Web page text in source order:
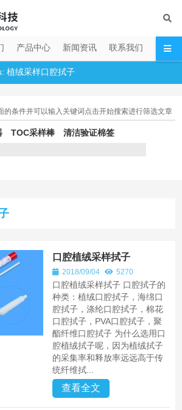
产品中心 新闻资讯 联系我们
植绒采样口腔拭子
的条件并可以输入关键词点击开始搜索进行筛选文章
TOC采样棒 清洁验证棉签
口腔植绒采样拭子
2018/09/04 5270
口腔植绒采样拭子 口腔拭子的
种类：植绒口腔拭子，海绵口
腔拭子，涤纶口腔拭子，棉花
口腔拭子，PVA口腔拭子，聚
酯纤维口腔拭子 为什么选用口
腔植绒拭子呢，因为植绒拭子
的采集率和释放率远远高于传
统纤维拭...
查看全文